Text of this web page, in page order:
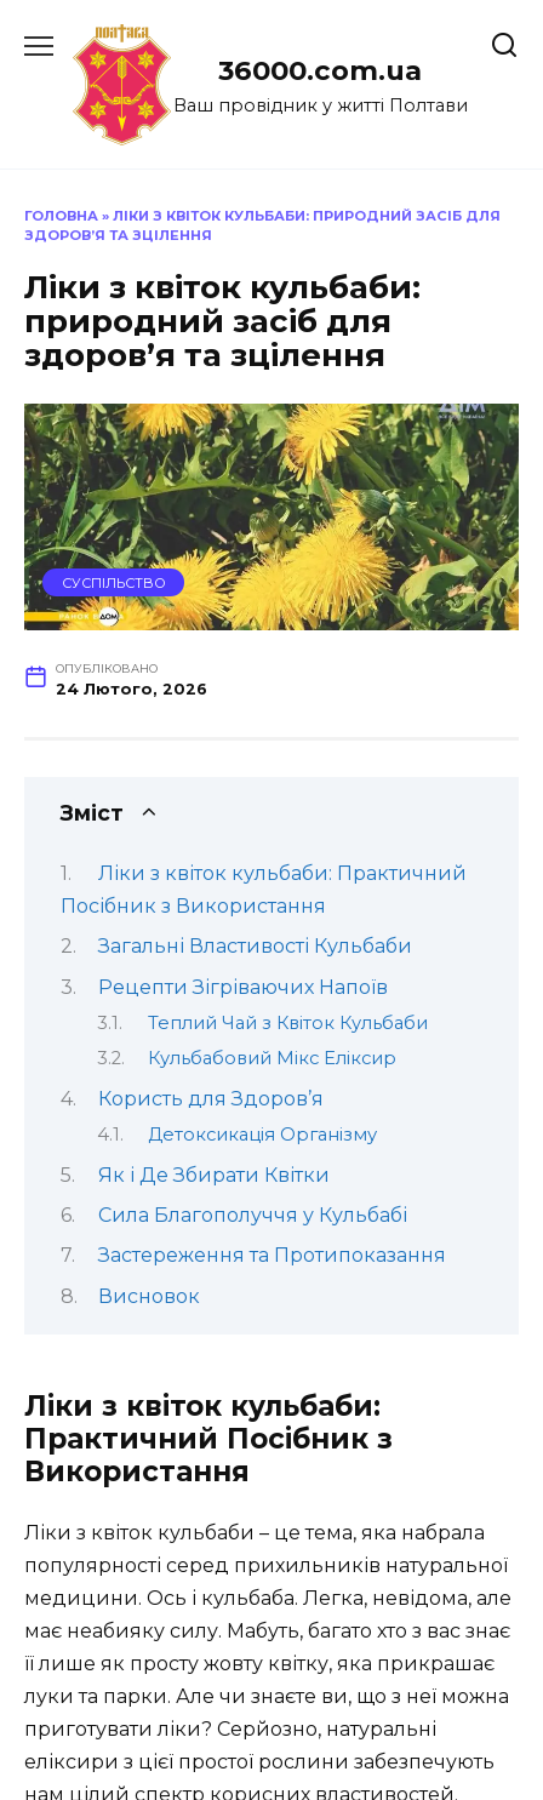
до
36000.com.ua
Ваш провідник у житті Полтави
ГОЛОВНА » ЛІКИ З КВІТОК КУЛЬБАБИ: ПРИРОДНИЙ ЗАСІБ ДЛЯ
ЗДОРОВ’Я ТА ЗЦІЛЕННЯ
Ліки з квіток кульбаби:
природний засіб для
здоров’я та зцілення
СУСПІЛЬСТВО
ОПУБЛІКОВАНО
24 Лютого, 2026
Зміст
Ліки з квіток кульбаби: Практичний
Посібник з Використання
Загальні Властивості Кульбаби
Рецепти Зігріваючих Напоїв
Теплий Чай з Квіток Кульбаби
Кульбабовий Мікс Еліксир
Користь для Здоров’я
Детоксикація Організму
Як і Де Збирати Квітки
Сила Благополуччя у Кульбабі
Застереження та Протипоказання
Висновок
Ліки з квіток кульбаби:
Практичний Посібник з
Використання
Ліки з квіток кульбаби – це тема, яка набрала
популярності серед прихильників натуральної
медицини. Ось і кульбаба. Легка, невідома, але
має неабияку силу. Мабуть, багато хто з вас знає
її лише як просту жовту квітку, яка прикрашає
луки та парки. Але чи знаєте ви, що з неї можна
приготувати ліки? Серйозно, натуральні
еліксири з цієї простої рослини забезпечують
нам цілий спектр корисних властивостей.